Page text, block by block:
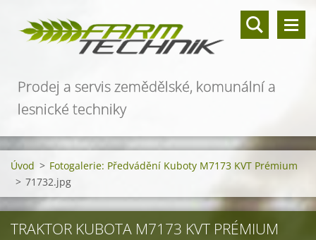
Prodej a servis zemědělské, komunální a
lesnické techniky
Úvod > Fotogalerie: Předvádění Kuboty M7173 KVT Prémium
> 71732.jpg
TRAKTOR KUBOTA M7173 KVT PRÉMIUM